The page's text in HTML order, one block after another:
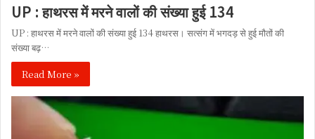
UP : हाथरस में मरने वालों की संख्या हुई 134
UP : हाथरस में मरने वालों की संख्या हुई 134 हाथरस। सत्संग में भगदड़ से हुई मौतों की
संख्या बढ़…
Read More »